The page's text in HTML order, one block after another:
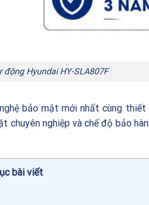
Hyundai HY-SLA807F
bảo mật mới nhất cùng
nghiệp và chế độ bảo
bài viết